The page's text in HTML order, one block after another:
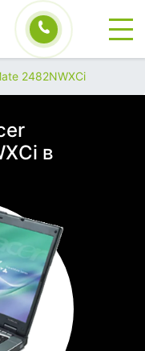
2482NWXCi
в